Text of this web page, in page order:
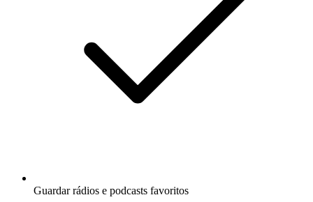
Guardar rádios e podcasts favoritos